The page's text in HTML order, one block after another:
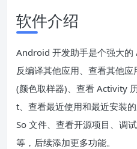
软件介绍
Android 开发助手是个强大
反编译其他应用、查看其他
(颜色取样器)、查看 Activity
t、查看最近使用和最近安装
So 文件、查看开源项目、调
等，后续添加更多功能。